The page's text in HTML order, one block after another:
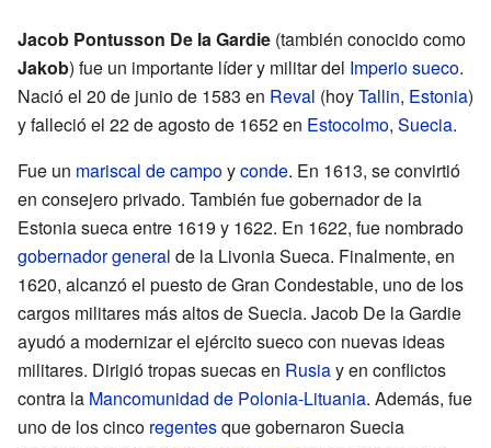
Jacob Pontusson De la Gardie (también conocido como
Jakob) fue un importante líder y militar del Imperio sueco.
Nació el 20 de junio de 1583 en Reval (hoyTallin, Estonia)
y falleció el 22 de agosto de 1652 en Estocolmo, Suecia.
Fue un mariscal de campoyconde. En 1613, se convirtió
en consejero privado. También fue gobernador de la
Estonia sueca entre 1619 y 1622. En 1622, fue nombrado
gobernador general de la Livonia Sueca. Finalmente, en
1620, alcanzó el puesto de Gran Condestable, uno de los
cargos militares más altos de Suecia. Jacob De la Gardie
ayudó a modernizar el ejército sueco con nuevas ideas
militares. Dirigió tropas suecas en Rusiay en conflictos
contra la Mancomunidad de Polonia-Lituania. Además, fue
uno de los cinco regentesque gobernaron Suecia